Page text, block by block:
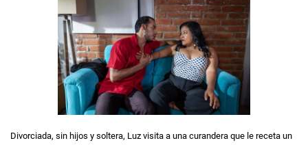
Divorciada, sin hijos y soltera, Luz visita a una curandera que le receta un